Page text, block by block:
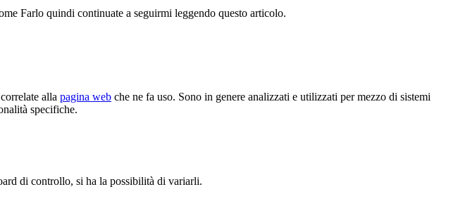
Farlo quindi continuate a seguirmi leggendo questo articolo.
alla pagina web che ne fa uso. Sono in genere analizzati e utilizzati per mezzo di sistemi
specifiche.
di controllo, si ha la possibilità di variarli.